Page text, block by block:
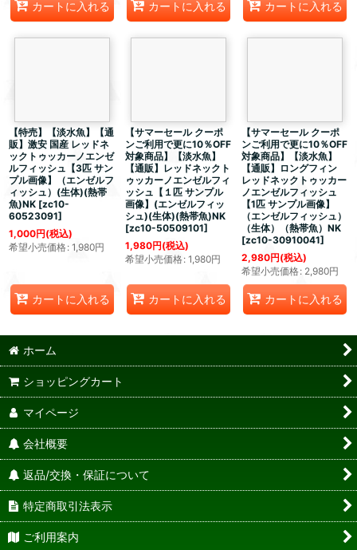
カートに入れる カートに入れる カートに入れる
【特売】【淡水魚】【通
販】激安 国産 レッドネ
ックトゥッカーノエンゼ
ルフィッシュ【3匹 サン
プル画像】（エンゼルフ
ィッシュ）(生体)(熱帯
魚)NK [zc10-
60523091]
1,000円(税込)
希望小売価格: 1,980円
カートに入れる
【サマーセール クーポ
ンご利用で更に10％OFF
対象商品】【淡水魚】
【通販】 レッドネックト
ゥッカーノエンゼルフィ
ッシュ【１匹 サンプル
画像】(エンゼルフィッ
シュ)(生体)(熱帯魚)NK
[zc10-50509101]
1,980円(税込)
希望小売価格: 1,980円
カートに入れる
【サマーセール クーポ
ンご利用で更に10％OFF
対象商品】【淡水魚】
【通販】ロングフィン
レッドネックトゥッカー
ノエンゼルフィッシュ
【1匹 サンプル画像】
（エンゼルフィッシュ）
（生体）（熱帯魚）NK
[zc10-30910041]
2,980円(税込)
希望小売価格: 2,980円
カートに入れる
ホーム
ショッピングカート
マイページ
会社概要
返品/交換・保証について
特定商取引法表示
ご利用案内